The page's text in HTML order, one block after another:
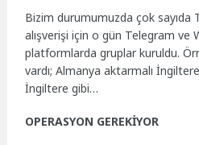
Bizim durumumuzda çok sayıda
alışverişi için o gün Telegram ve
platformlarda gruplar kuruldu.
vardı; Almanya aktarmalı
İngiltere gibi…
OPERASYON GEREKİYOR